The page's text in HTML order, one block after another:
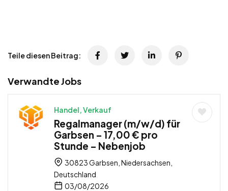
Teile diesen Beitrag:
Verwandte Jobs
Handel, Verkauf
Regalmanager (m/w/d) für
Garbsen – 17,00 € pro
Stunde – Nebenjob
30823 Garbsen, Niedersachsen,
Deutschland
03/08/2026